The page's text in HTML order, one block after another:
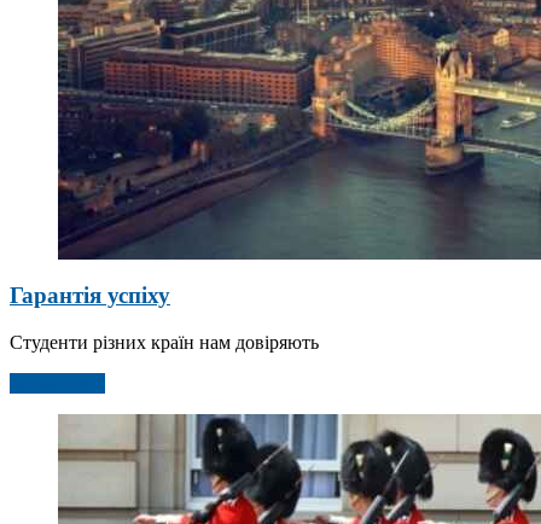
Гарантія успіху
Студенти різних країн нам довіряють